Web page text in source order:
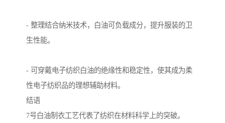
- 整理结合纳米技术，白油可负载成分，提升服装的卫
生性能。
- 可穿戴电子纺织白油的绝缘性和稳定性，使其成为柔
性电子纺织品的理想辅助材料。
结语
7号白油制衣工艺代表了纺织在材料科学上的突破。